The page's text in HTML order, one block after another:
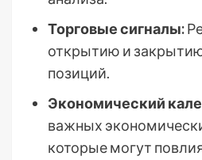
Торговые сигналы:
открытию и
позиций.
Экономический
важных
которые могут